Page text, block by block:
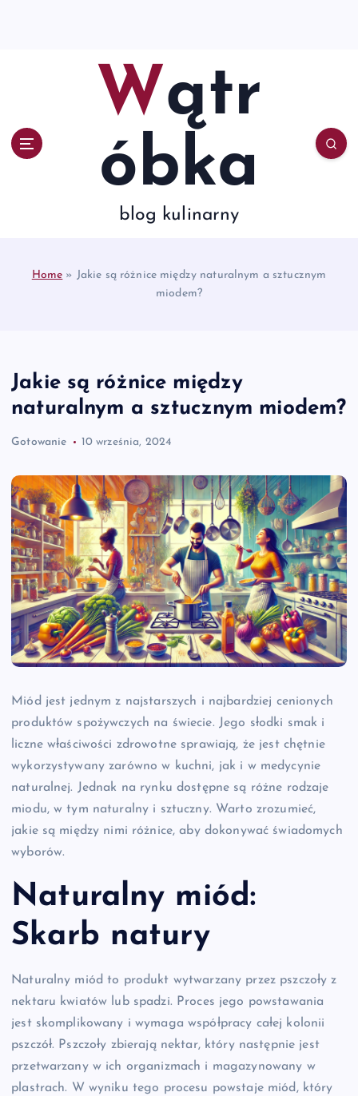
Wątr
óbka
blog kulinarny
Home » Jakie są różnice między naturalnym a sztucznym
miodem?
Jakie są różnice między
naturalnym a sztucznym miodem?
Gotowanie 10 września, 2024
Miód jest jednym z najstarszych i najbardziej cenionych
produktów spożywczych na świecie. Jego słodki smak i
liczne właściwości zdrowotne sprawiają, że jest chętnie
wykorzystywany zarówno w kuchni, jak i w medycynie
naturalnej. Jednak na rynku dostępne są różne rodzaje
miodu, w tym naturalny i sztuczny. Warto zrozumieć,
jakie są między nimi różnice, aby dokonywać świadomych
wyborów.
Naturalny miód:
Skarb natury
Naturalny miód to produkt wytwarzany przez pszczoły z
nektaru kwiatów lub spadzi. Proces jego powstawania
jest skomplikowany i wymaga współpracy całej kolonii
pszczół. Pszczoły zbierają nektar, który następnie jest
przetwarzany w ich organizmach i magazynowany w
plastrach. W wyniku tego procesu powstaje miód, który